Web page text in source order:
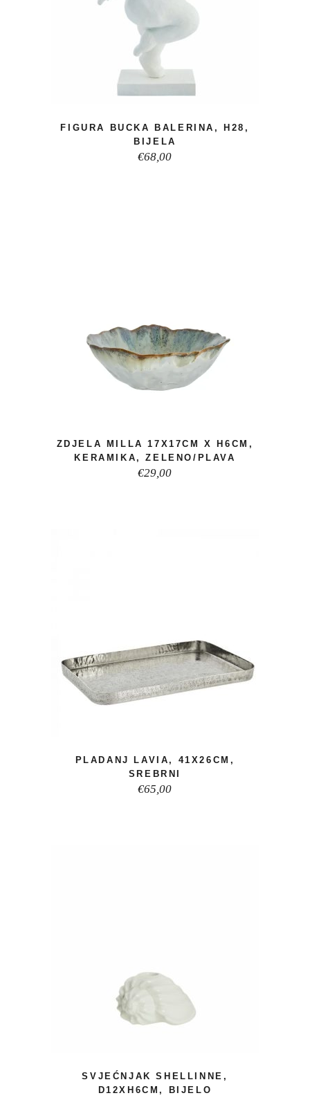
FIGURA BUCKA BALERINA, H28,
BIJELA
€68,00
ZDJELA MILLA 17X17CM X H6CM,
KERAMIKA, ZELENO/PLAVA
€29,00
PLADANJ LAVIA, 41X26CM,
SREBRNI
€65,00
SVJEĆNJAK SHELLINNE,
D12XH6CM, BIJELO